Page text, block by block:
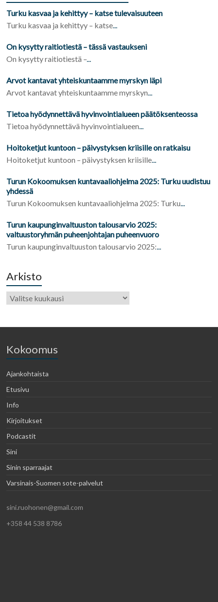
Turku kasvaa ja kehittyy – katse tulevaisuuteen
Turku kasvaa ja kehittyy – katse...
On kysytty raitiotiestä – tässä vastaukseni
On kysytty raitiotiestä –...
Arvot kantavat yhteiskuntaamme myrskyn läpi
Arvot kantavat yhteiskuntaamme myrskyn...
Tietoa hyödynnettävä hyvinvointialueen päätöksenteossa
Tietoa hyödynnettävä hyvinvointialueen...
Hoitoketjut kuntoon – päivystyksen kriisille on ratkaisu
Hoitoketjut kuntoon – päivystyksen kriisille...
Turun Kokoomuksen kuntavaaliohjelma 2025: Turku uudistuu
yhdessä
Turun Kokoomuksen kuntavaaliohjelma 2025: Turku...
Turun kaupunginvaltuuston talousarvio 2025:
valtuustoryhmän puheenjohtajan puheenvuoro
Turun kaupunginvaltuuston talousarvio 2025:...
Arkisto
Kokoomus
Ajankohtaista
Etusivu
Info
Kirjoitukset
Podcastit
Sini
Sinin sparraajat
Varsinais-Suomen sote-palvelut
sini.ruohonen@gmail.com
+358 44 538 8786